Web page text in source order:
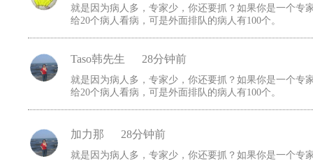
就是因为病人多，专家少，你还要抓？如果你是一个专
给20个病人看病，可是外面排队的病人有100个。
Taso韩先生 28分钟前
就是因为病人多，专家少，你还要抓？如果你是一个专
给20个病人看病，可是外面排队的病人有100个。
加力那 28分钟前
就是因为病人多，专家少，你还要抓？如果你是一个专